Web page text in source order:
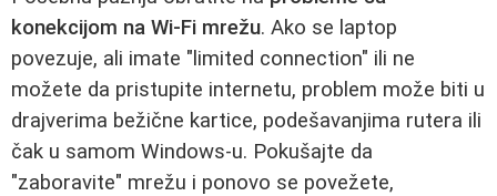
konekcijom na Wi-Fi mrežu. Ako se laptop
povezuje, ali imate "limited connection" ili ne
možete da pristupite internetu, problem može biti u
drajverima bežične kartice, podešavanjima rutera ili
čak u samom Windows-u. Pokušajte da
"zaboravite" mrežu i ponovo se povežete,